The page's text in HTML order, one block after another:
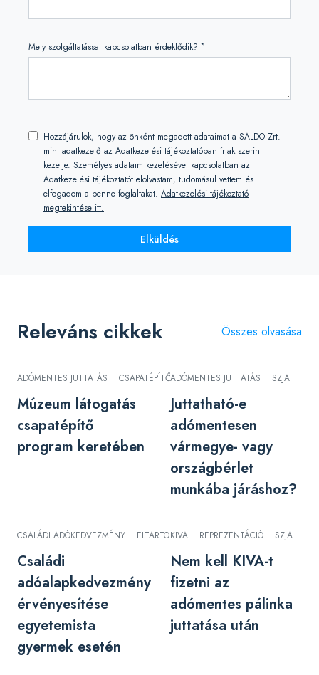
Mely szolgáltatással kapcsolatban érdeklődik? *
Hozzájárulok, hogy az önként megadott adataimat a SALDO Zrt.
mint adatkezelő az Adatkezelési tájékoztatóban írtak szerint
kezelje. Személyes adataim kezelésével kapcsolatban az
Adatkezelési tájékoztatót elolvastam, tudomásul vettem és
elfogadom a benne foglaltakat. Adatkezelési tájékoztató
megtekintése itt.
Elküldés
Releváns cikkek Összes olvasása
ADÓMENTES JUTTATÁS CSAPATÉPÍTŐ SZJA
Múzeum látogatás
csapatépítő
program keretében
ADÓMENTES JUTTATÁS SZJA
Juttatható-e
adómentesen
vármegye- vagy
országbérlet
munkába járáshoz?
CSALÁDI ADÓKEDVEZMÉNY ELTARTOTT SZJA
Családi
adóalapkedvezmény
érvényesítése
egyetemista
gyermek esetén
KIVA REPREZENTÁCIÓ SZJA
Nem kell KIVA-t
fizetni az
adómentes pálinka
juttatása után